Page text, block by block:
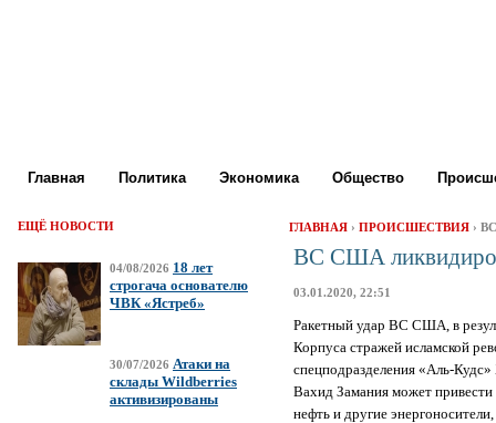
Главная Политика Экономика Общество
ЕЩЁ НОВОСТИ
04/08/2026 18 лет
строгача основателю
ЧВК «Ястреб»
30/07/2026 Атаки на
склады Wildberries
активизированы
ГЛАВНАЯ › ПРОИСШЕСТВИЯ ›
ВС США
03.01.2020, 22:51
Ракетный удар ВС США, в
Корпуса стражей исламской
спецподразделения «Аль-
Вахид Замания может
нефть и другие